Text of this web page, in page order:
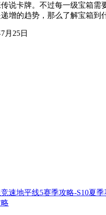
说卡牌。不过每一级宝箱需
增的趋势，那么了解宝箱到
月25日